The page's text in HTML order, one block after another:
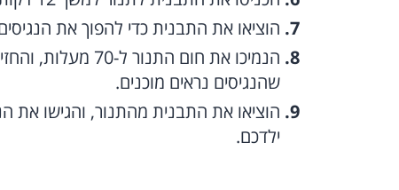
הוציאו את התבנית כדי להפוך את
שהנגיסים נראים מוכנים.
הוציאו את התבנית מהתנור, והגישו את
ילדכם.